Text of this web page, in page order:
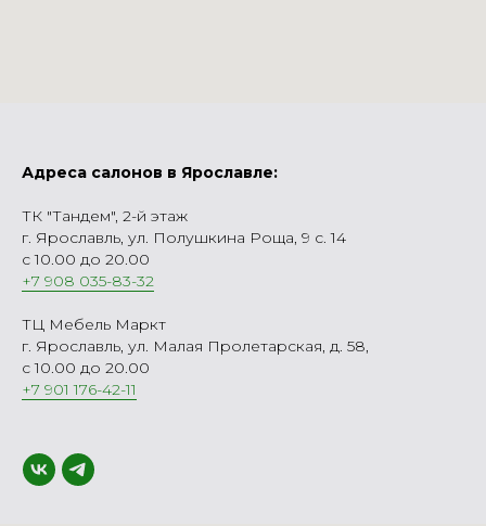
Адреса салонов в Ярославле:
ТК "Тандем", 2-й этаж
г. Ярославль, ул. Полушкина Роща, 9 с. 14
с 10.00 до 20.00
+7 908 035-83-32
ТЦ Мебель Маркт
г. Ярославль, ул. Малая Пролетарская, д. 58,
с 10.00 до 20.00
+7 901 176-42-11